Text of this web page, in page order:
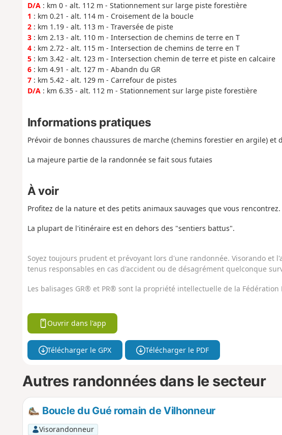
D/A: km 0 - alt. 112 m - Stationnement sur large piste forestière
1 : km 0.21 - alt. 114 m - Croisement de la boucle
2: km 1.19 - alt. 113 m - Traversée de piste
3: km 2.13 - alt. 110 m - Intersection de chemins de terre en T
4: km 2.72 - alt. 115 m - Intersection de chemins de terre en T
5: km 3.42 - alt. 123 m - Intersection chemin de terre et piste en calcaire
6: km 4.91 - alt. 127 m - Abandn du GR
7: km 5.42 - alt. 129 m - Carrefour de pistes
D/A: km 6.35 - alt. 112 m - Stationnement sur large piste forestière
Informations pratiques
Prévoir de bonnes chaussures de marche (chemins forestier en argile) et
La majeure partie de la randonnée se fait sous futaies
À voir
Profitez de la nature et des petits animaux sauvages que vous rencontrez.
La plupart de l'itinéraire est en dehors des "sentiers battus".
Soyez toujours prudent et prévoyant lors d'une randonnée. Visorando et
tenus responsables en cas d'accident ou de désagrément quelconque
Les balisages GR® et PR® sont la propriété intellectuelle de la Fédération
Ouvrir dans l'app
Télécharger le GPX Télécharger le PDF
Autres randonnées dans le secteur
Boucle du Gué romain de Vilhonneur
Visorandonneur